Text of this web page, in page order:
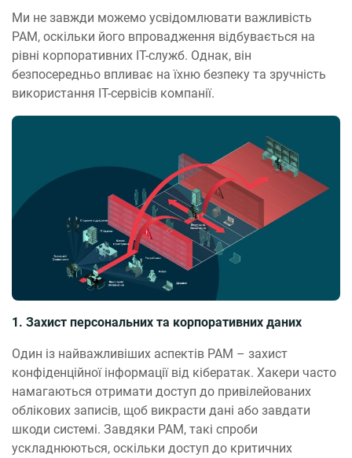
Ми не завжди можемо усвідомлювати важливість
PAM, оскільки його впровадження відбувається на
рівні корпоративних IT-служб. Однак, він
безпосередньо впливає на їхню безпеку та зручність
використання IT-сервісів компанії.
1. Захист персональних та корпоративних даних
Один із найважливіших аспектів PAM – захист
конфіденційної інформації від кібератак. Хакери часто
намагаються отримати доступ до привілейованих
облікових записів, щоб викрасти дані або завдати
шкоди системі. Завдяки PAM, такі спроби
ускладнюються, оскільки доступ до критичних